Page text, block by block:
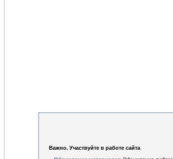
Важно. Участвуйте в работе сайта